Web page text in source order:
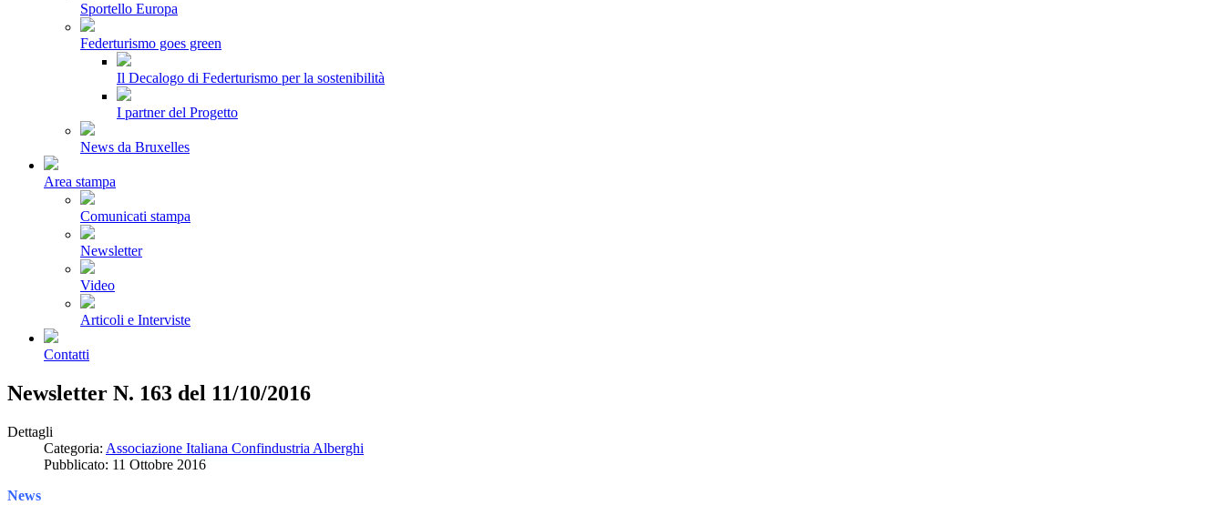
Sportello Europa
Federturismo goes green
Il Decalogo di Federturismo per la sostenibilità
I partner del Progetto
News da Bruxelles
Area stampa
Comunicati stampa
Newsletter
Video
Articoli e Interviste
Contatti
Newsletter N. 163 del 11/10/2016
Dettagli
Categoria: Associazione Italiana Confindustria Alberghi
Pubblicato: 11 Ottobre 2016
News